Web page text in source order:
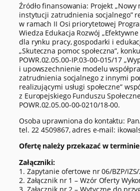
Źródło finansowania: Projekt „Nowy
instytucji zatrudnienia socjalnego”
w ramach II Osi priorytetowej
Wiedza Edukacja Rozwój
dla rynku pracy, gospodarki i
„Skuteczna pomoc społeczna”,
POWR.02.05.00-IP.03-00-015/17
i upowszechnienie modelu
zatrudnienia socjalnego z innymi
realizującymi usługi społeczne”
z Europejskiego Funduszu
POWR.02.05.00-00-0210/18-00.
Osoba uprawniona do kontaktu:
tel. 22 4509867, adres e-mail:
Ofertę należy przekazać w
Załączniki:
1. Zapytanie ofertowe nr 06/BZP/IZS/
2. Załącznik nr 1 – Wzór Oferty
3. Załącznik nr 2 – Wytyczne do